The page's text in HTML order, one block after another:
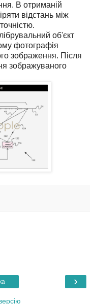
В отриманій
відстань між
об'єкт
фотографія
зображення. Після
зображуваного
›